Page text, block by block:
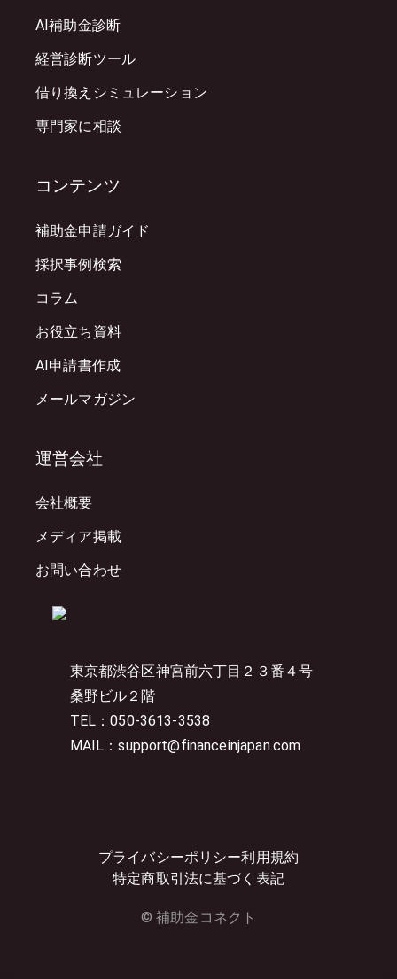
東京都渋谷区神宮前六丁目２３番４号
桑野ビル２階
TEL：050-3613-3538
MAIL：support@financeinjapan.com
プライバシーポリシー利用規約
特定商取引法に基づく表記
© 補助金コネクト
AI補助金診断
経営診断ツール
借り換えシミュレーション
専門家に相談
コンテンツ
補助金申請ガイド
採択事例検索
コラム
お役立ち資料
AI申請書作成
メールマガジン
運営会社
会社概要
メディア掲載
お問い合わせ